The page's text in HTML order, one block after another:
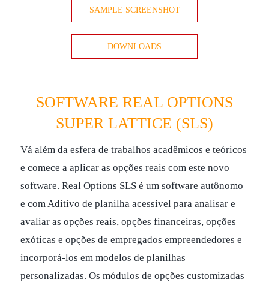
SAMPLE SCREENSHOT
DOWNLOADS
SOFTWARE REAL OPTIONS
SUPER LATTICE (SLS)
Vá além da esfera de trabalhos acadêmicos e teóricos
e comece a aplicar as opções reais com este novo
software. Real Options SLS é um software autônomo
e com Aditivo de planilha acessível para analisar e
avaliar as opções reais, opções financeiras, opções
exóticas e opções de empregados empreendedores e
incorporá-los em modelos de planilhas
personalizadas. Os módulos de opções customizadas